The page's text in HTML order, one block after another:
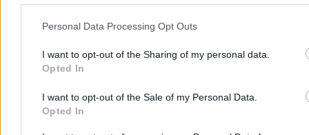
Personal Data Processing Opt Outs
I want to opt-out of the Sharing of my personal data.
Opted In
I want to opt-out of the Sale of my Personal Data.
Opted In
09:45„Ludzie będą umierali w kolejkach”. Posłanka mówi o trudnej
Alerty meteorologiczne na piątek. Burze uderzą w dwa
Nowy gatunek osy na 100. urodziny. Tak świat składa hołd
Davidowi Attenborough
trędowatych
MV Hondius zawinie do portu. Władze chcą uniknąć
kolejnych zakażeń
Strzały w cieśninie Ormuz i atak na ZEA. Kto złamał rozejm?